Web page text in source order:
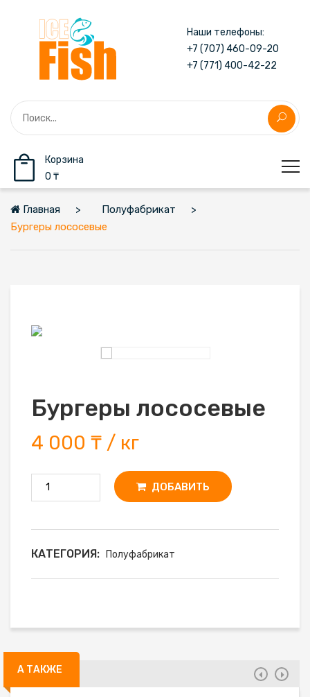
Наши телефоны:
+7 (707) 460-09-20
+7 (771) 400-42-22
Корзина
0 ₸
Главная
Полуфабрикат
Бургеры лососевые
Бургеры лососевые
4 000 ₸ / кг
ДОБАВИТЬ
КАТЕГОРИЯ: Полуфабрикат
А ТАКЖЕ